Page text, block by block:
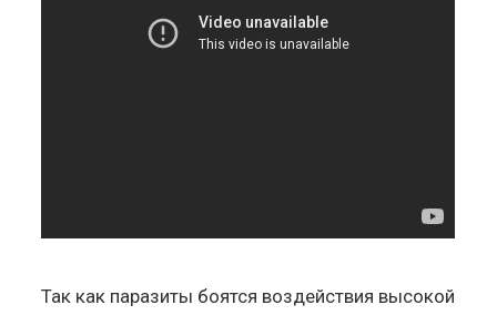
Так как паразиты боятся воздействия высокой